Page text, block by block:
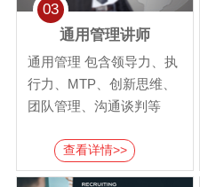
03
通用管理讲师
通用管理 包含领导力、执
行力、MTP、创新思维、
团队管理、沟通谈判等
查看详情>>